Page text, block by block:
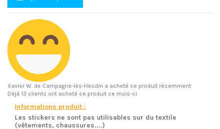
Xavier W. de Campagne-lès-Hesdin a acheté ce produit récemment
Déjà 13 clients ont acheté ce produit ce mois-ci.
Informations produit :
Les stickers ne sont pas utilisables sur du textile
(vêtements, chaussures....)